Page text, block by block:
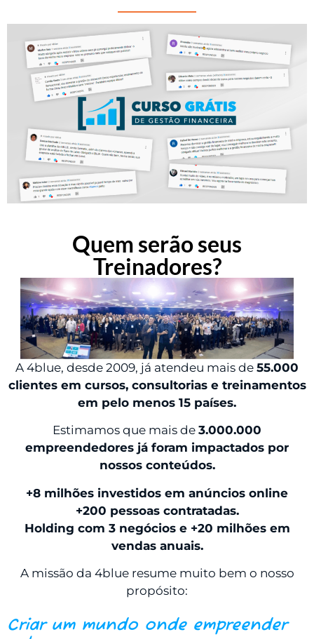
Quem serão seus
Treinadores?
Criar um mundo onde empreender
A 4blue, desde 2009, já atendeu mais de 55.000
clientes em cursos, consultorias e treinamentos
em pelo menos 15 países.
Estimamos que mais de 3.000.000
empreendedores já foram impactados por
nossos conteúdos.
+8 milhões investidos em anúncios online
+200 pessoas contratadas.
Holding com 3 negócios e +20 milhões em
vendas anuais.
A missão da 4blue resume muito bem o nosso
propósito: